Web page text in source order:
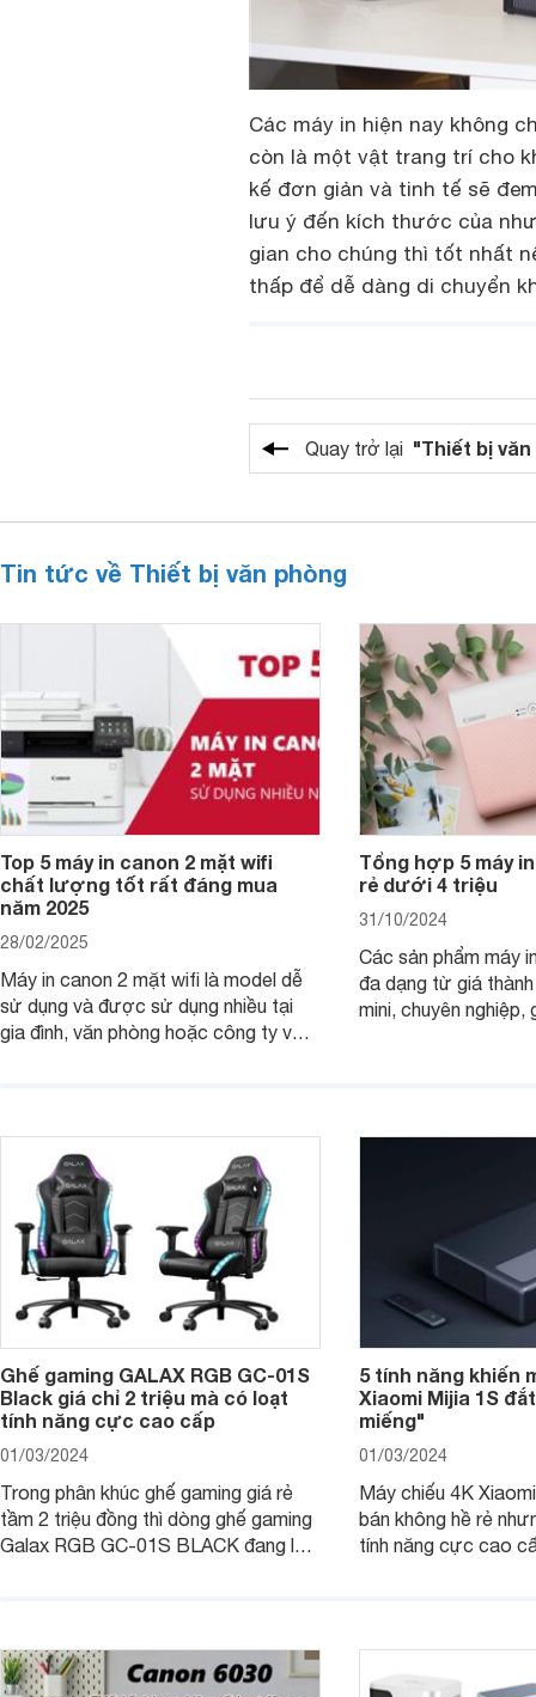
Các máy in hiện nay không
còn là một vật trang trí cho
kế đơn giản và tinh tế sẽ
lưu ý đến kích thước của
gian cho chúng thì tốt nhất
thấp để dễ dàng di chuyển
Quay trở lại "Thiết bị
Tin tức về Thiết bị văn phòng
Top 5 máy in canon 2 mặt wifi
chất lượng tốt rất đáng mua
năm 2025
28/02/2025
Máy in canon 2 mặt wifi là model dễ
sử dụng và được sử dụng nhiều tại
gia đình, văn phòng hoặc công ty vừa
Tổng hợp 5 máy
rẻ dưới 4 triệu
31/10/2024
Các sản phẩm máy
đa dạng từ giá
mini, chuyên nghiệp,
Ghế gaming GALAX RGB GC-01S
Black giá chỉ 2 triệu mà có loạt
tính năng cực cao cấp
01/03/2024
Trong phân khúc ghế gaming giá rẻ
tầm 2 triệu đồng thì dòng ghế gaming
Galax RGB GC-01S BLACK đang là
5 tính năng khiến
Xiaomi Mijia 1S
miếng"
01/03/2024
Máy chiếu 4K
bán không hề rẻ
tính năng cực cao